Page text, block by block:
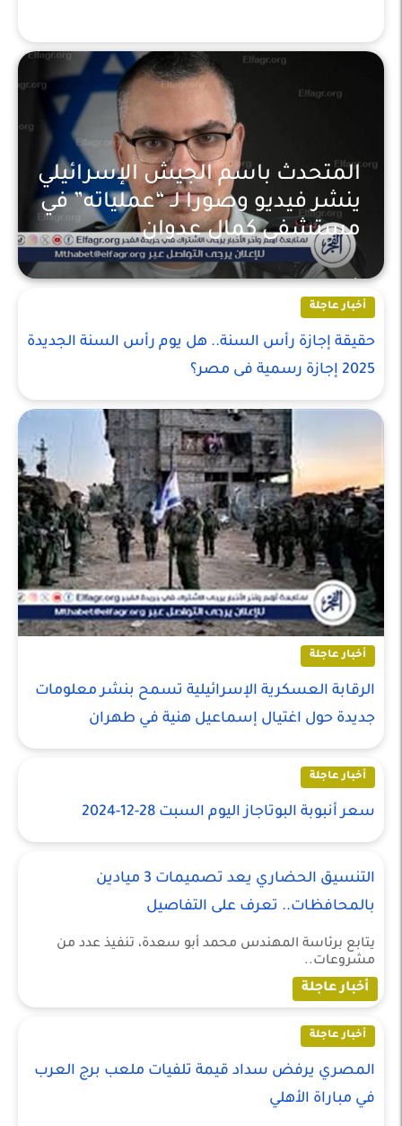
أخبار عاجلة
المتحدث باسم الجيش الإسرائيلي
ينشر فيديو وصورا لـ “عملياته” في
مستشفى كمال عدوان
أخبار عاجلة
حقيقة إجازة رأس السنة.. هل يوم رأس السنة الجديدة
2025 إجازة رسمية فى مصر؟
أخبار عاجلة
الرقابة العسكرية الإسرائيلية تسمح بنشر معلومات
جديدة حول اغتيال إسماعيل هنية في طهران
أخبار عاجلة
سعر أنبوبة البوتاجاز اليوم السبت 28-12-2024
التنسيق الحضاري يعد تصميمات 3 ميادين
بالمحافظات.. تعرف على التفاصيل
يتابع برئاسة المهندس محمد أبو سعدة، تنفيذ عدد من
مشروعات..
أخبار عاجلة
أخبار عاجلة
المصري يرفض سداد قيمة تلفيات ملعب برج العرب
في مباراة الأهلي